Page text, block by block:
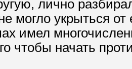
лично
могло укрыться
имел
чтобы начать